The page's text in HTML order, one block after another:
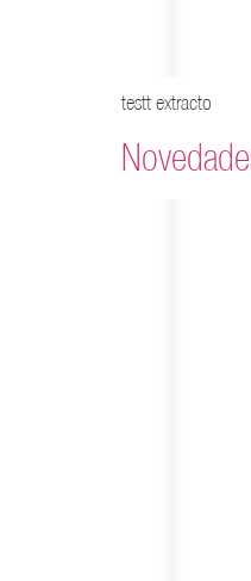
testt extracto